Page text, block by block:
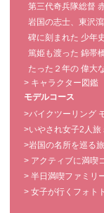
第三代奇兵隊総督
岩国の志士、東沢瀉
碑に刻まれた 少年史
篤姫も渡った 錦帯
たった２年の 偉大
> キャラクター図鑑
モデルコース
>バイクツーリング
>いやされ女子2人
>岩国の名所を巡る旅
> アクティブに満喫
> 半日満喫ファミリ
> 女子が行くフォト